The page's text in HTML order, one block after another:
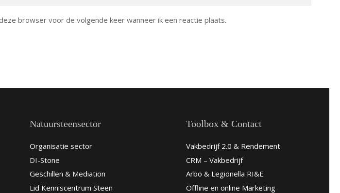
browser voor de volgende keer wanneer ik een reactie plaats.
Natuursteensector
Organisatie sector
DI-Stone
Geschillen & Mediation
Lid Kenniscentrum Steen
Toolbox & Contact
Vakbedrijf 2.0 & Rendement
CRM – Vakbedrijf
Arbo & Legionella RI&E
Offline en online Marketing